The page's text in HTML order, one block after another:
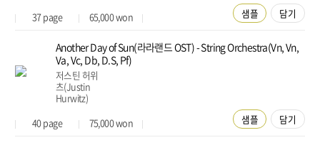
37page 65,000won 샘플 담기
Another Day of Sun(라라랜드 OST) - String Orchestra(Vn, Vn,
Va, Vc, Db, D.S, Pf)
저스틴 허위
츠(Justin
Hurwitz)
40page 75,000won 샘플 담기